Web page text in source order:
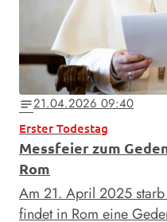
notes21.04.2026 09:40
Erster Todestag
Messfeier zum
Rom
Am 21. April 2025 starb
findet in Rom eine